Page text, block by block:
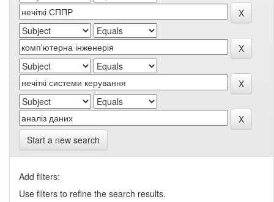
Start a new search
Add filters:
Use filters to refine the search results.